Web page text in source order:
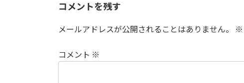
コメントを残す
メールアドレスが公開されることはありません。 ※
コメント ※